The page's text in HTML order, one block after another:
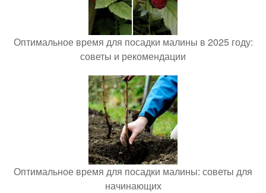
Оптимальное время для посадки малины в 2025 году:
советы и рекомендации
Оптимальное время для посадки малины: советы для
начинающих